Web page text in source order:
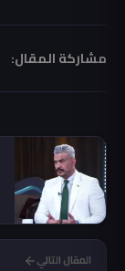
مشاركة المقال:
المقال التالي